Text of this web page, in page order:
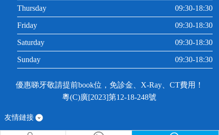
Thursday 09:30-18:30
Friday 09:30-18:30
Saturday 09:30-18:30
Sunday 09:30-18:30
優惠睇牙敬請提前book位，免診金、X-Ray、CT費用！
粵(C)廣[2023]第12-18-248號
友情鏈接